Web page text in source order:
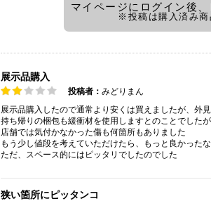
マイページにログイン後
※投稿は購入済み商
展示品購入
投稿者： みどりまん
展示品購入したので通常より安くは買えましたが、外
持ち帰りの梱包も緩衝材を使用しますとのことでした
店舗では気付かなかった傷も何箇所もありました
もう少し値段を考えていただけたら、もっと良かった
ただ、スペース的にはピッタリでしたのでした
狭い箇所にピッタンコ